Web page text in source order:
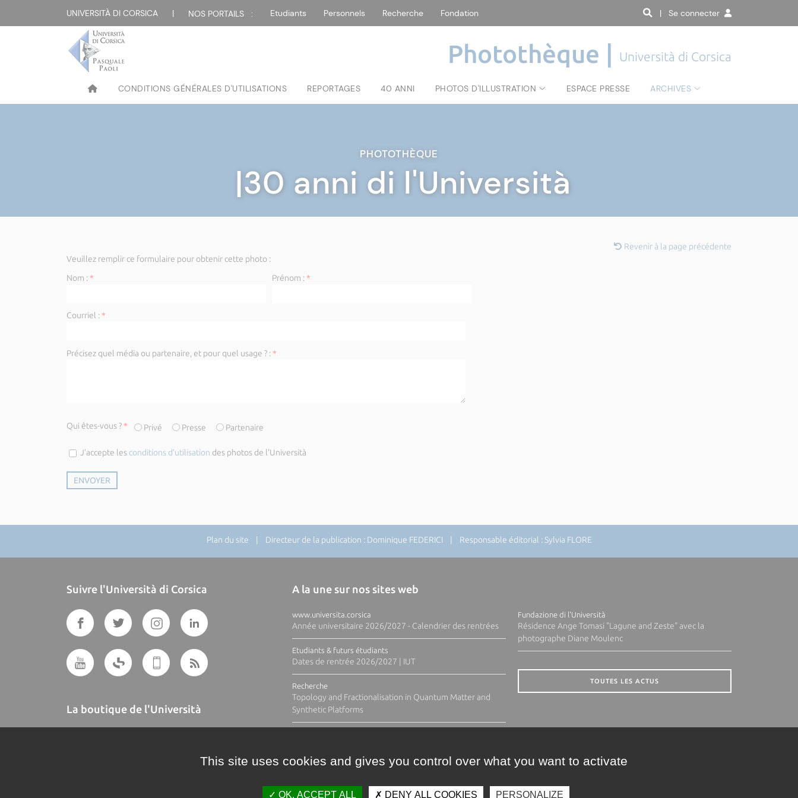
UNIVERSITÀ DI CORSICA | NOS PORTAILS : Etudiants Personnels Recherche Fondation | Se connecter
Photothèque | Università di Corsica
CONDITIONS GÉNÉRALES D'UTILISATIONS REPORTAGES 40 ANNI PHOTOS D'ILLUSTRATION ESPACE PRESSE ARCHIVES
PHOTOTHÈQUE
|30 anni di l'Università
Revenir à la page précédente
Veuillez remplir ce formulaire pour obtenir cette photo :
Nom :* Prénom :*
Courriel :*
Précisez quel média ou partenaire, et pour quel usage ? :*
Qui êtes-vous ?* Privé Presse Partenaire
J’accepte les conditions d’utilisation des photos de l'Università
Plan du site | Directeur de la publication : Dominique FEDERICI | Responsable éditorial : Sylvia FLORE
Suivre l'Università di Corsica
La boutique de l'Università
A la une sur nos sites web
www.universita.corsica
Année universitaire 2026/2027 - Calendrier des rentrées
Etudiants & futurs étudiants
Dates de rentrée 2026/2027 | IUT
Recherche
Topology and Fractionalisation in Quantum Matter and
Synthetic Platforms
Fundazione di l'Università
Résidence Ange Tomasi "Lagune and Zeste" avec la
photographe Diane Moulenc
TOUTES LES ACTUS
This site uses cookies and gives you control over what you want to activate
OK, ACCEPT ALL DENY ALL COOKIES PERSONALIZE